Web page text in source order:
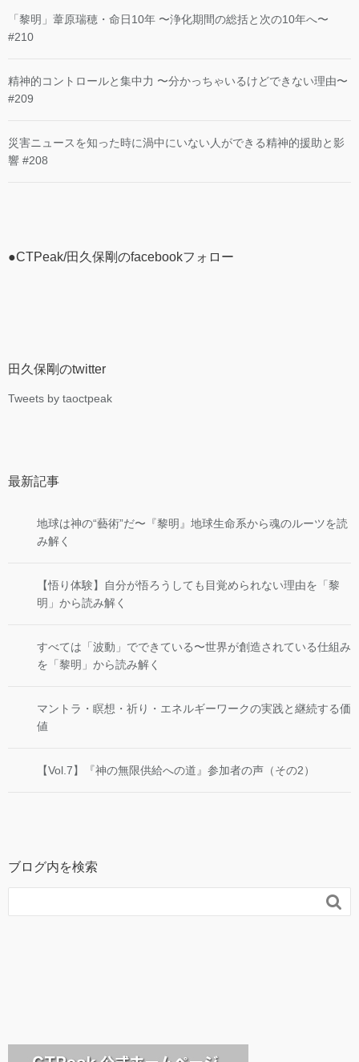
「黎明」葦原瑞穂・命日10年 〜浄化期間の総括と次の10年へ〜
#210
精神的コントロールと集中力 〜分かっちゃいるけどできない理由〜
#209
災害ニュースを知った時に渦中にいない人ができる精神的援助と影
響 #208
●CTPeak/田久保剛のfacebookフォロー
田久保剛のtwitter
Tweets by taoctpeak
最新記事
地球は神の“藝術”だ〜『黎明』地球生命系から魂のルーツを読
み解く
【悟り体験】自分が悟ろうしても目覚められない理由を「黎
明」から読み解く
すべては「波動」でできている〜世界が創造されている仕組み
を「黎明」から読み解く
マントラ・瞑想・祈り・エネルギーワークの実践と継続する価
値
【Vol.7】『神の無限供給への道』参加者の声（その2）
ブログ内を検索
